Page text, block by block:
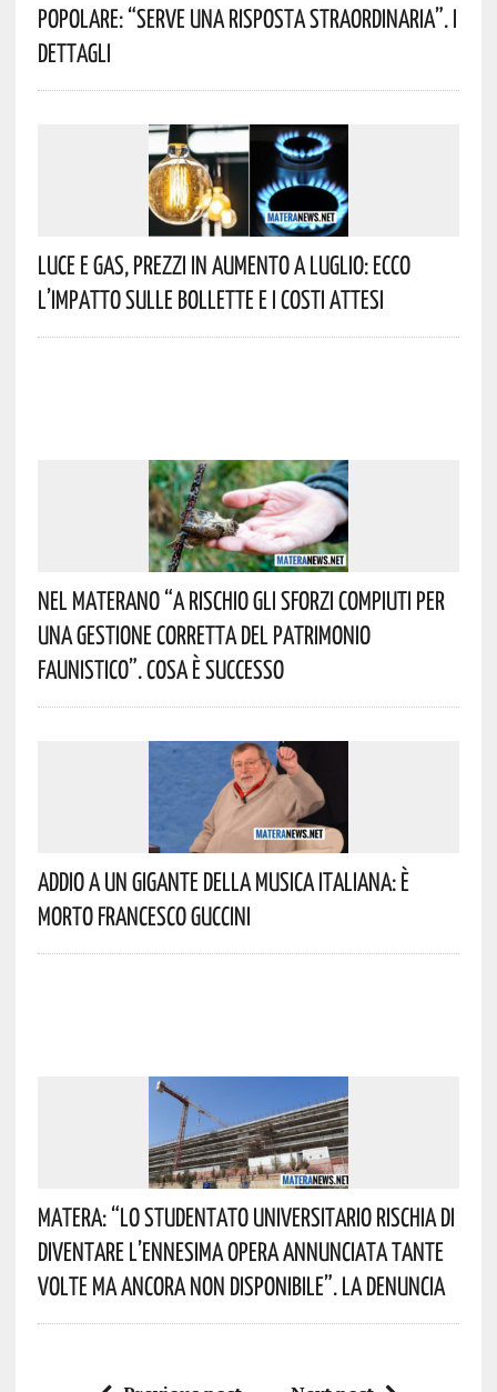
Popolare: “serve Una Risposta Straordinaria”. I
Dettagli
Luce E Gas, Prezzi In Aumento A Luglio: Ecco
L’impatto Sulle Bollette E I Costi Attesi
Nel Materano “a Rischio Gli Sforzi Compiuti Per
Una Gestione Corretta Del Patrimonio
Faunistico”. Cosa È Successo
Addio A Un Gigante Della Musica Italiana: È
Morto Francesco Guccini
Matera: “Lo Studentato Universitario Rischia Di
Diventare L’ennesima Opera Annunciata Tante
Volte Ma Ancora Non Disponibile”. La Denuncia